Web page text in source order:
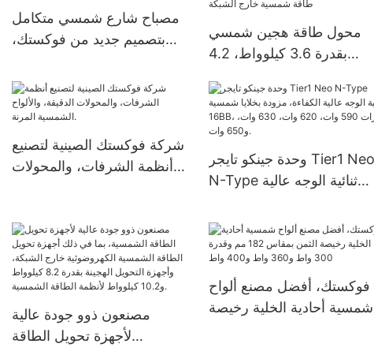
وات، مخصصة للمشاريع
مصباح شارع شمسي متكامل
بتصميم جديد من فوكستك،
وات، و100 وات، مزود بإضاءة
LED مدمجة.
محول طاقة هجين شمسي
بقدرة 3.6 كيلوواط، 4.2
طاقة شمسية 150 أمبير بتقنية
MPPT، محول طاقة شمسية
خارج الشبكة
شركة فوكستك الصينية لتصنيع
أنظمة الشرفات، والمحولات
وحدة جينكو تايجر Tier1 Neo
N-Type ثنائية الوجه عالية
16BB، بقدرات 590 وات، 620
وات، 630 وات، و650 وات.
مصنعون ذوو جودة عالية
لأجهزة تحويل الطاقة
فوكستك، أفضل مصنع ألواح
شمسية أحادية الخلية رخيصة